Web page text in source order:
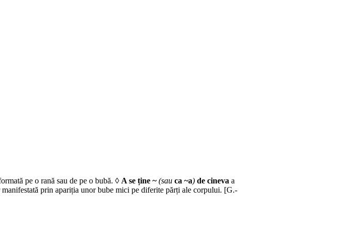
pe o rană sau de pe o bubă. ◊ A se ține ~ (sau ca ~a) de cineva a
prin apariția unor bube mici pe diferite părți ale corpului. [G.-